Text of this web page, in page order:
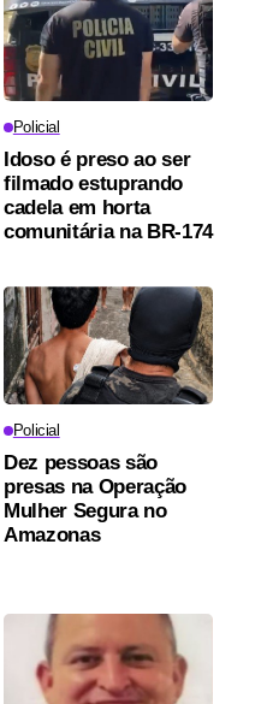
Policial
Idoso é preso ao ser
filmado estuprando
cadela em horta
comunitária na BR-174
Policial
Dez pessoas são
presas na Operação
Mulher Segura no
Amazonas